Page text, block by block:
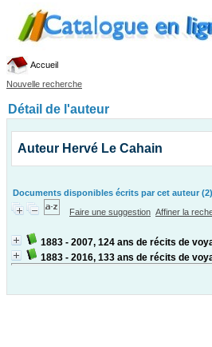
Accueil
Nouvelle recherche
Détail de l'auteur
Auteur Hervé Le Cahain
Documents disponibles écrits par cet auteur (2)
Faire une suggestion Affiner la
1883 - 2007, 124 ans de récits de
1883 - 2016, 133 ans de récits de